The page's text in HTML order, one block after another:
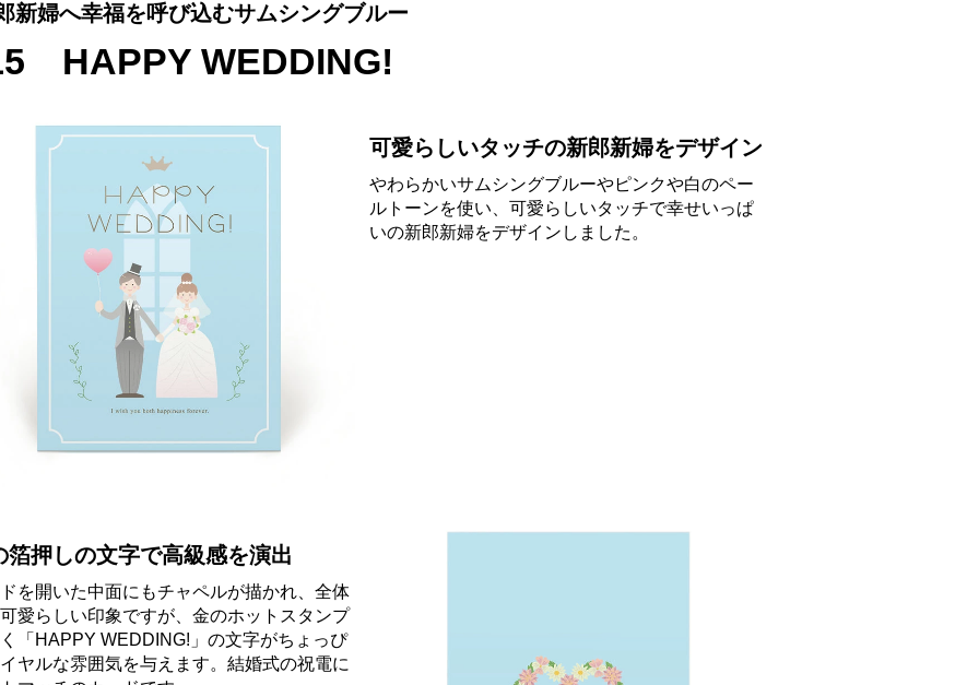
新婦へ幸福を呼び込むサムシングブルー
HAPPY WEDDING!
可愛らしいタッチの新郎新婦をデザイン
やわらかいサムシングブルーやピンクや白のペー
ルトーンを使い、可愛らしいタッチで幸せいっぱ
いの新郎新婦をデザインしました。
箔押しの文字で高級感を演出
を開いた中面にもチャペルが描かれ、全体
愛らしい印象ですが、金のホットスタンプ
「HAPPY WEDDING!」の文字がちょっぴ
ヤルな雰囲気を与えます。結婚式の祝電に